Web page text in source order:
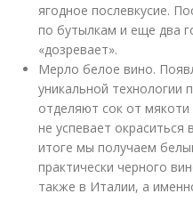
ягодное послевкусие.
по бутылкам и еще два
«дозревает».
Мерло белое вино.
уникальной технологии
отделяют сок от
не успевает
итоге мы получаем
практически черного
также в Италии, а